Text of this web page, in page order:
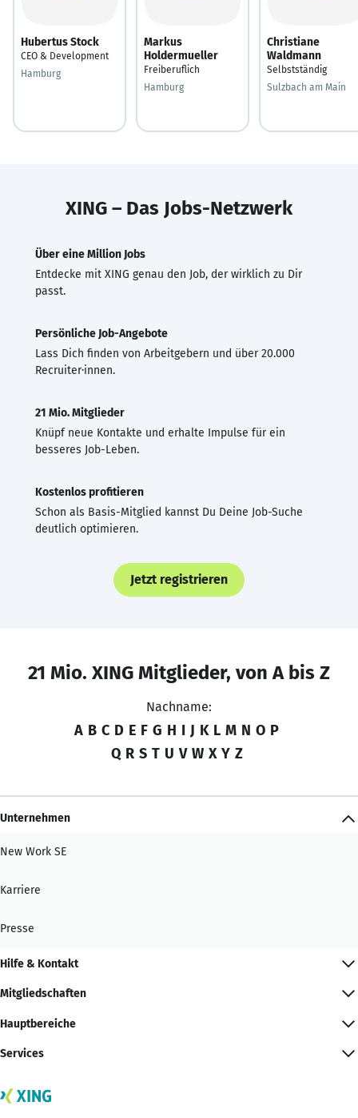
Hubertus Stock
CEO & Development
Hamburg
Markus
Holdermueller
Freiberuflich
Hamburg
Christiane
Waldmann
Selbstständig
Sulzbach am Main
XING – Das Jobs-Netzwerk
Über eine Million Jobs
Entdecke mit XING genau den Job, der wirklich zu Dir
passt.
Persönliche Job-Angebote
Lass Dich finden von Arbeitgebern und über 20.000
Recruiter·innen.
21 Mio. Mitglieder
Knüpf neue Kontakte und erhalte Impulse für ein
besseres Job-Leben.
Kostenlos profitieren
Schon als Basis-Mitglied kannst Du Deine Job-Suche
deutlich optimieren.
Jetzt registrieren
21 Mio. XING Mitglieder, von A bis Z
Nachname:
A B C D E F G H I J K L M N O P
Q R S T U V W X Y Z
Unternehmen
New Work SE
Karriere
Presse
Hilfe & Kontakt
Mitgliedschaften
Hauptbereiche
Services